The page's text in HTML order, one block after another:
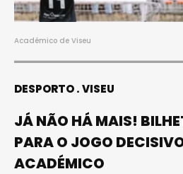
Académico de Viseu
DESPORTO VISEU
JÁ NÃO HÁ MAIS!
PARA O JOGO
ACADÉMICO